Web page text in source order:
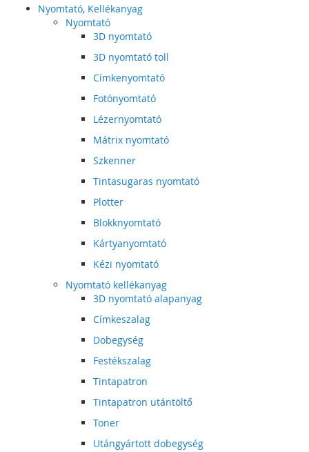
Nyomtató, Kellékanyag
Nyomtató
3D nyomtató
3D nyomtató toll
Címkenyomtató
Fotónyomtató
Lézernyomtató
Mátrix nyomtató
Szkenner
Tintasugaras nyomtató
Plotter
Blokknyomtató
Kártyanyomtató
Kézi nyomtató
Nyomtató kellékanyag
3D nyomtató alapanyag
Címkeszalag
Dobegység
Festékszalag
Tintapatron
Tintapatron utántöltő
Toner
Utángyártott dobegység